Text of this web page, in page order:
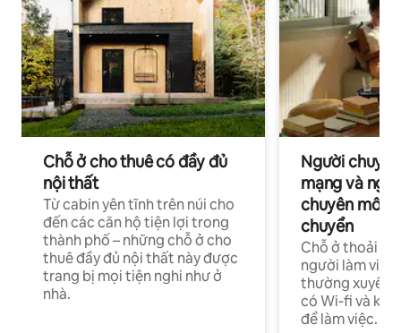
Chỗ ở cho thuê có đầy đủ
nội thất
Từ cabin yên tĩnh trên núi cho
đến các căn hộ tiện lợi trong
thành phố – những chỗ ở cho
thuê đầy đủ nội thất này được
trang bị mọi tiện nghi như ở
nhà.
Người
mạng và
chuyên môn
chuyển
Chỗ ở thoải
người làm việc
thường xuyên
có Wi-fi và
để làm việc.